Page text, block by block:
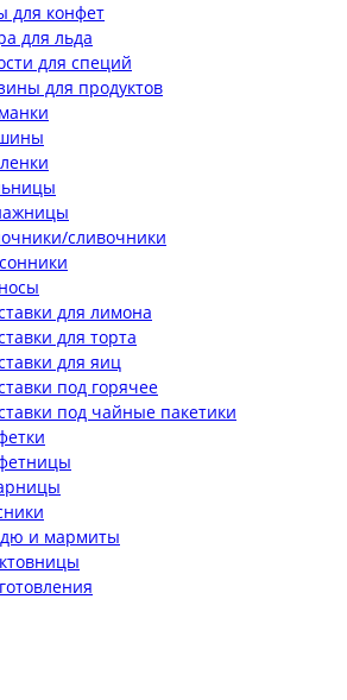
для конфет
для льда
для специй
для продуктов
сливочники
для лимона
для торта
для яиц
под горячее
под чайные пакетики
и мармиты